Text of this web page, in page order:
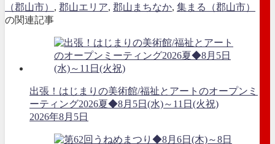
（郡山市） , 郡山エリア, 郡山まちなか, 集まる（郡山市）
の関連記事
出張！はじまりの美術館/福祉とアートのオープンミ
ーティング2026夏◆8月5日(水)～11日(火祝)
2026年8月5日